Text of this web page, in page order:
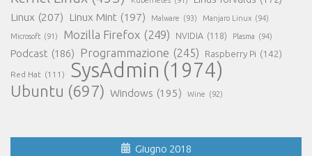
Linux (207) Linux Mint (197) Malware (93) Manjaro Linux (94)
Microsoft (91) Mozilla Firefox (249) NVIDIA (118) Plasma (94)
Podcast (186) Programmazione (245) Raspberry Pi (142)
Red Hat (111) SysAdmin (1974)
Ubuntu (697) Windows (195) Wine (92)
Giugno 2018